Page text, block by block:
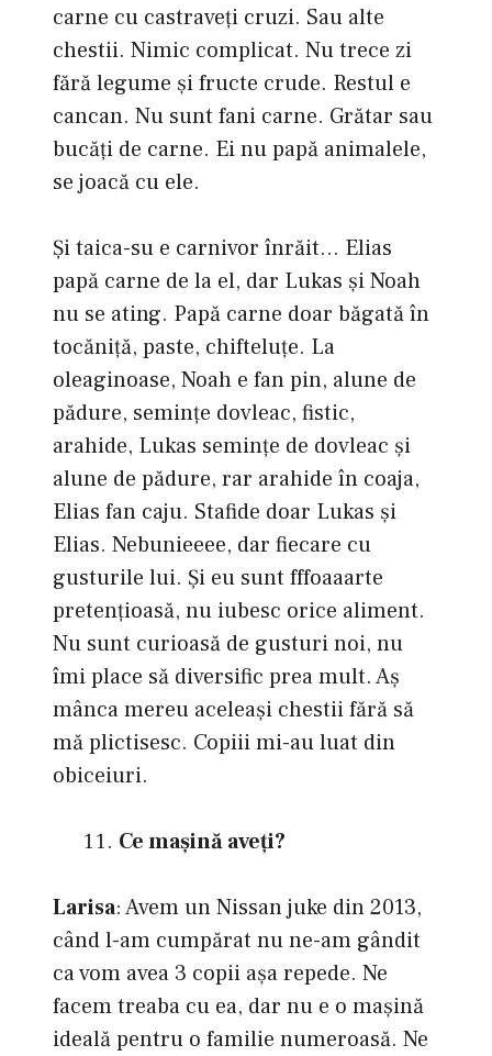
carne cu castraveți cruzi. Sau alte
chestii. Nimic complicat. Nu trece zi
fără legume și fructe crude. Restul e
cancan. Nu sunt fani carne. Grătar sau
bucăți de carne. Ei nu papă animalele,
se joacă cu ele.
Și taica-su e carnivor înrăit… Elias
papă carne de la el, dar Lukas și Noah
nu se ating. Papă carne doar băgată în
tocăniță, paste, chifteluțe. La
oleaginoase, Noah e fan pin, alune de
pădure, semințe dovleac, fistic,
arahide, Lukas semințe de dovleac și
alune de pădure, rar arahide în coaja,
Elias fan caju. Stafide doar Lukas și
Elias. Nebunieeee, dar fiecare cu
gusturile lui. Și eu sunt fffoaaarte
pretențioasă, nu iubesc orice aliment.
Nu sunt curioasă de gusturi noi, nu
îmi place să diversific prea mult. Aş
mânca mereu aceleași chestii fără să
mă plictisesc. Copiii mi-au luat din
obiceiuri.
Ce maşină aveţi?
Larisa: Avem un Nissan juke din 2013,
când l-am cumpărat nu ne-am gândit
ca vom avea 3 copii aşa repede. Ne
facem treaba cu ea, dar nu e o mașină
ideală pentru o familie numeroasă. Ne